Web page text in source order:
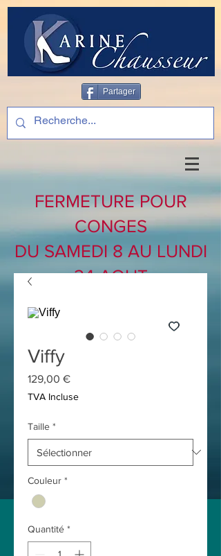
Partager
FERMETURE POUR
CONGES
DU SAMEDI 8 AU LUNDI
24 AOUT
Viffy
129,00 €Prix
TVA Incluse
Taille *
Couleur *
Quantité *